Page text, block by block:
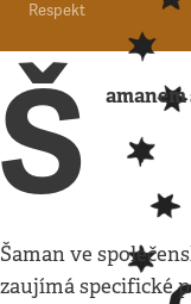
Respekt
Š
Šaman ve
zaujímá specifické